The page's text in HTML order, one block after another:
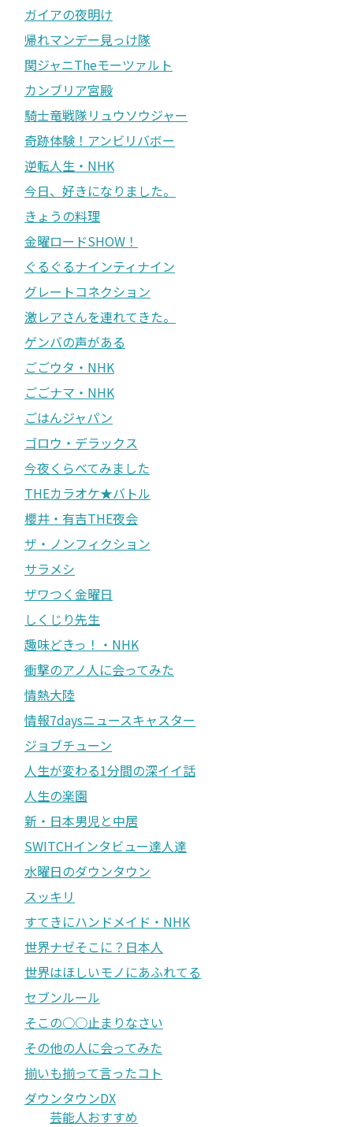
ガイアの夜明け
帰れマンデー見っけ隊
関ジャニTheモーツァルト
カンブリア宮殿
騎士竜戦隊リュウソウジャー
奇跡体験！アンビリバボー
逆転人生・NHK
今日、好きになりました。
きょうの料理
金曜ロードSHOW！
ぐるぐるナインティナイン
グレートコネクション
激レアさんを連れてきた。
ゲンバの声がある
ごごウタ・NHK
ごごナマ・NHK
ごはんジャパン
ゴロウ・デラックス
今夜くらべてみました
THEカラオケ★バトル
櫻井・有吉THE夜会
ザ・ノンフィクション
サラメシ
ザワつく金曜日
しくじり先生
趣味どきっ！・NHK
衝撃のアノ人に会ってみた
情熱大陸
情報7daysニュースキャスター
ジョブチューン
人生が変わる1分間の深イイ話
人生の楽園
新・日本男児と中居
SWITCHインタビュー達人達
水曜日のダウンタウン
スッキリ
すてきにハンドメイド・NHK
世界ナゼそこに？日本人
世界はほしいモノにあふれてる
セブンルール
そこの○○止まりなさい
その他の人に会ってみた
揃いも揃って言ったコト
ダウンタウンDX
芸能人おすすめ